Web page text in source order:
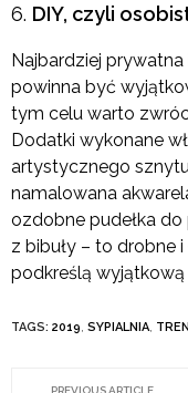
DIY, czyli
Najbardziej
powinna być
tym celu warto
Dodatki wykonane
artystycznego
namalowana
ozdobne pudełka
z bibuły – to drobne
podkreślą wyjątkową
TAGS: 2019, SYPIALNIA,
PREVIOUS ARTICLE